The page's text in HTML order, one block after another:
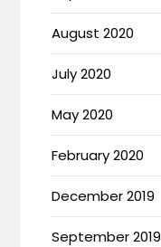
August 2020
July 2020
May 2020
February 2020
December 2019
September 2019